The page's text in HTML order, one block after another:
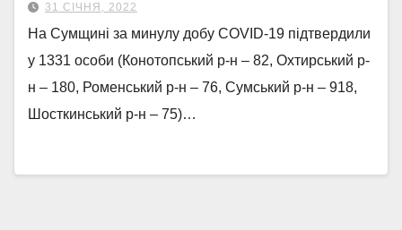
31 СІЧНЯ, 2022
На Сумщині за минулу добу COVID-19 підтвердили
у 1331 особи (Конотопський р-н – 82, Охтирський р-
н – 180, Роменський р-н – 76, Сумський р-н – 918,
Шосткинський р-н – 75)…